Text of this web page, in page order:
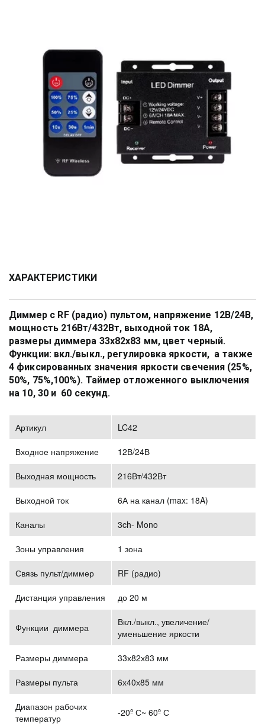
ХАРАКТЕРИСТИКИ
Диммер с RF (радио) пультом, напряжение 12В/24В,
мощность 216Вт/432Вт, выходной ток 18А,
размеры диммера 33х82х83 мм, цвет черный.
Функции: вкл./выкл., регулировка яркости,  а также
4 фиксированных значения яркости свечения (25%,
50%, 75%,100%). Таймер отложенного выключения
на 10, 30 и  60 секунд.
Артикул LC42
Входное напряжение 12В/24В
Выходная мощность 216Вт/432Вт
Выходной ток 6А на канал (max: 18A)
Каналы 3ch- Mono
Зоны управления 1 зона
Связь пульт/диммер RF (радио)
Дистанция управления до 20 м
Функции диммера
Вкл./выкл., увеличение/
уменьшение яркости
Размеры диммера 33х82х83 мм
Размеры пульта 6х40х85 мм
Диапазон рабочих
температур
-20º С~ 60º С